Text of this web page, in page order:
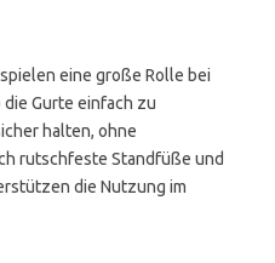
eine große Rolle bei
Gurte einfach zu
halten, ohne
rutschfeste Standfüße und
die Nutzung im